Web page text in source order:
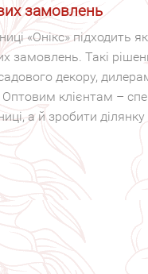
замовлень
«Онікс» підходить
замовлень. Такі
декору,
клієнтам –
а й зробити